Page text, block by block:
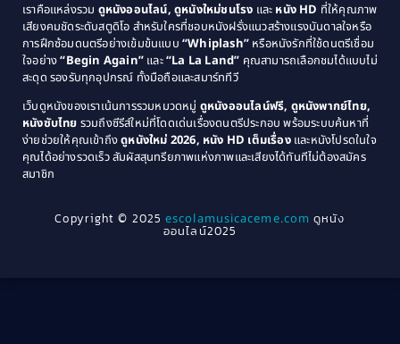
Coming of Age ก้าวพ้นวัย(1)
Coming-of-Age(3)
Community(1)
Crime อาชญากรรม(78)
Cult Film(4)
1979
1978
1976
1975
1974
1971
1970
1969
1968
1964
1963
1940
เราคือแหล่งรวม ดูหนังออนไลน์, ดูหนังใหม่ชนโรง และ หนัง HD ที่ให้คุณภาพ
เสียงคมชัดระดับสตูดิโอ สำหรับใครที่ชอบหนังฝรั่งแนวสร้างแรงบันดาลใจหรือ
การฝึกซ้อมดนตรีอย่างเข้มข้นแบบ “Whiplash” หรือหนังรักที่ใช้ดนตรีเชื่อม
ใจอย่าง“Begin Again” และ“La La Land” คุณสามารถเลือกชมได้แบบไม่
สะดุด รองรับทุกอุปกรณ์ ทั้งมือถือและสมาร์ททีวี
เว็บดูหนังของเราเน้นการรวมหมวดหมู่ ดูหนังออนไลน์ฟรี, ดูหนังพากย์ไทย,
หนังซับไทย รวมถึงซีรีส์ใหม่ที่โดดเด่นเรื่องดนตรีประกอบ พร้อมระบบค้นหาที่
ง่ายช่วยให้คุณเข้าถึงดูหนังใหม่ 2026, หนัง HD เต็มเรื่องและหนังโปรดในใจ
คุณได้อย่างรวดเร็ว สัมผัสสุนทรียภาพแห่งภาพและเสียงได้ทันทีไม่ต้องสมัคร
สมาชิก
Copyright © 2025escolamusicaceme.com ดูหนัง
ออนไลน์2025